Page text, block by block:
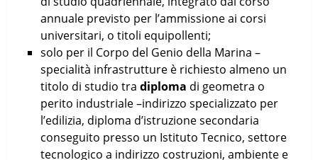
annuale previsto per l’ammissione ai corsi
universitari, o titoli equipollenti;
solo per il Corpo del Genio della Marina –
specialità infrastrutture è richiesto almeno un
titolo di studio tra diploma di geometra o
perito industriale –indirizzo specializzato per
l’edilizia, diploma d’istruzione secondaria
conseguito presso un Istituto Tecnico, settore
tecnologico a indirizzo costruzioni, ambiente e